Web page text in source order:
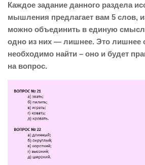
Каждое задание данного раздела
мышления предлагает вам 5 слов,
можно объединить в единую
одно из них — лишнее. Это лишнее
необходимо найти – оно и будет
на вопрос.